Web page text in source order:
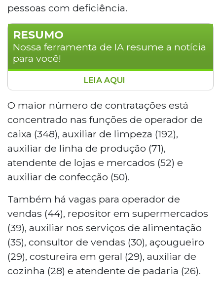
pessoas com deficiência.
RESUMO
Nossa ferramenta de IA resume a notícia
para você!
A Funsat abriu 1.463 vagas de emprego
nesta terça-feira (26), em Campo Grande.
As oportunidades atendem candidatos
com diferentes níveis de escolaridade,
sendo 1.189 sem exigência de experiência
e 57 exclusivas para pessoas com
deficiência. Os destaques são operador
de caixa (348) e auxiliar de limpeza (192).
Rua 14 de Julho, 992, Vila Glória, das 7h às
13h.
LEIA AQUI
O maior número de contratações está
concentrado nas funções de operador de
caixa (348), auxiliar de limpeza (192),
auxiliar de linha de produção (71),
atendente de lojas e mercados (52) e
auxiliar de confecção (50).
Também há vagas para operador de
vendas (44), repositor em supermercados
(39), auxiliar nos serviços de alimentação
(35), consultor de vendas (30), açougueiro
(29), costureira em geral (29), auxiliar de
cozinha (28) e atendente de padaria (26).